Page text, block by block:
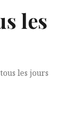
les
les jours